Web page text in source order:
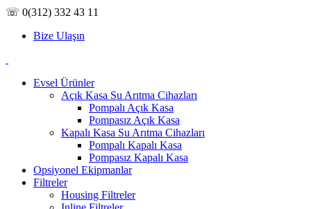
☏ 0(312) 332 43 11
Bize Ulaşın
Evsel Ürünler
Açık Kasa Su Arıtma Cihazları
Pompalı Açık Kasa
Pompasız Açık Kasa
Kapalı Kasa Su Arıtma Cihazları
Pompalı Kapalı Kasa
Pompasız Kapalı Kasa
Opsiyonel Ekipmanlar
Filtreler
Housing Filtreler